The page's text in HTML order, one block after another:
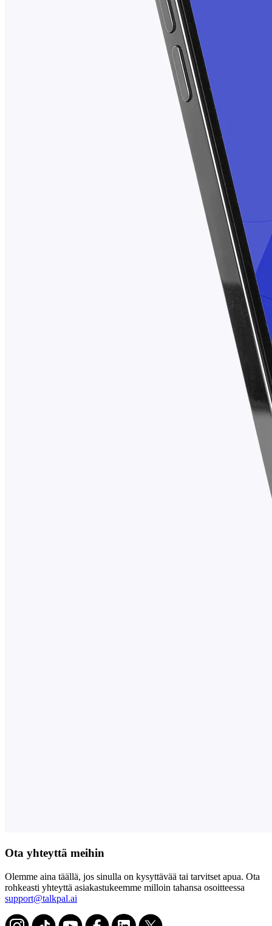
Ota yhteyttä meihin
Olemme aina täällä, jos sinulla on kysyttävää tai tarvitset apua. Ota
rohkeasti yhteyttä asiakastukeemme milloin tahansa osoitteessa
support@talkpal.ai